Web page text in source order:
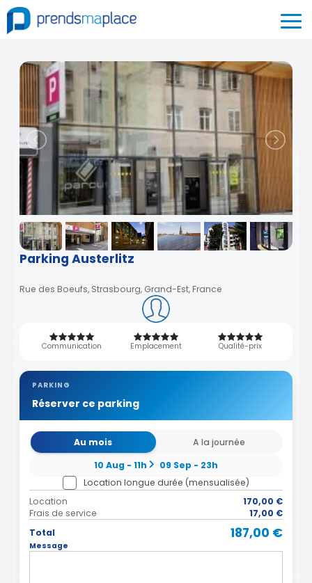
Parking Austerlitz
Rue des Boeufs, Strasbourg, Grand-Est, France
Communication Emplacement Qualité-prix
PARKING
Réserver ce parking
Au mois
A la journée
10 Aug - 11h
09 Sep - 23h
Location longue durée (mensualisée)
Location
170,00 €
Frais de service
17,00 €
Total
187,00 €
Message